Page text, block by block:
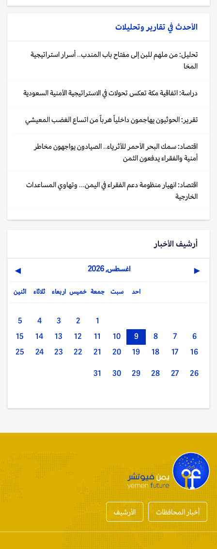
الأحدث في تقارير وتحليلات
تحليل: من ملهم للبن إلى مفتاح باب المندب.. أسرار استراتيجية
المخا
دراسة: اتفاقية مكة تعكس تحولات في الاستراتيجية الأمنية السعودية
تقرير: الحوثيون يهاجمون داخلياً هرباً من اتساع الغضب المعيشي
اقتصاد: سمك البحر الأحمر للأثرياء.. الصيادون يواجهون مخاطر
أمنية والفقراء يدفعون الثمن
اقتصاد: انهيار منظومة دعم الفقراء في اليمن... وتهاوي المساعدات
الخارجية
أرشيف الأخبار
◀ اغسطس, 2026 ▶
اثنين ثلاثاء اربعاء خميس جمعة سبت احد
1
2
3
4
5
6
7
8
9
10
11
12
13
14
15
16
17
18
19
20
21
22
23
24
25
26
27
28
29
30
31
أخبار المحافظات الأرشيف